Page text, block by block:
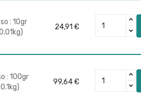
: 10gr
24,91 €
: 100gr
99,64 €